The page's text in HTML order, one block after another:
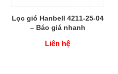
Lọc gió Hanbell 4211-25-04
– Báo giá nhanh
Liên hệ